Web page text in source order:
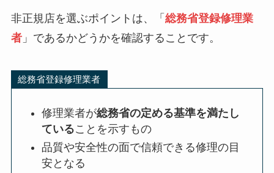
非正規店を選ぶポイントは、「 総務省登録修理業
者」であるかどうかを確認することです。
総務省登録修理業者
修理業者が総務省の定める基準を満たし
ていることを示すもの
品質や安全性の面で信頼できる修理の目
安となる